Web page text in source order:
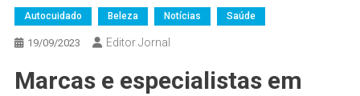
Autocuidado Beleza Notícias Saúde
19/09/2023 Editor Jornal
Marcas e especialistas em